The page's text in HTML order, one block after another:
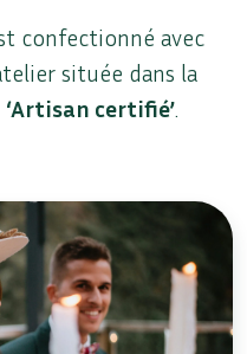
confectionné avec
située dans la
‘Artisan certifié’.